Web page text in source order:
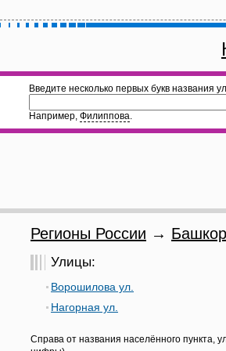
Введите несколько первых букв названия
Например, Филиппова.
Регионы России →
Улицы:
Ворошилова ул.
Нагорная ул.
Справа от названия населённого